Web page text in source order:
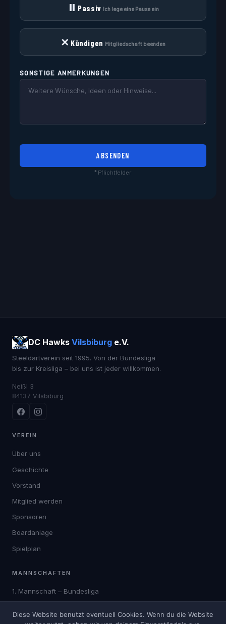
⏸ Passiv Ich lege eine Pause ein
✕ Kündigen Mitgliedschaft beenden
SONSTIGE ANMERKUNGEN
ABSENDEN
* Pflichtfelder
DC Hawks Vilsbiburg e.V.
Steeldartverein seit 1995. Von der Bundesliga
bis zur Kreisliga – bei uns ist jeder willkommen.
Neißl 3
84137 Vilsbiburg
VEREIN
Über uns
Geschichte
Vorstand
Mitglied werden
Sponsoren
Boardanlage
Spielplan
MANNSCHAFTEN
1. Mannschaft – Bundesliga
Diese Website benutzt eventuell Cookies. Wenn du die Website